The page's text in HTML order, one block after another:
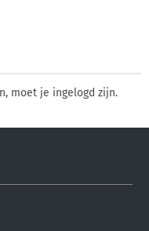
moet je ingelogd zijn.